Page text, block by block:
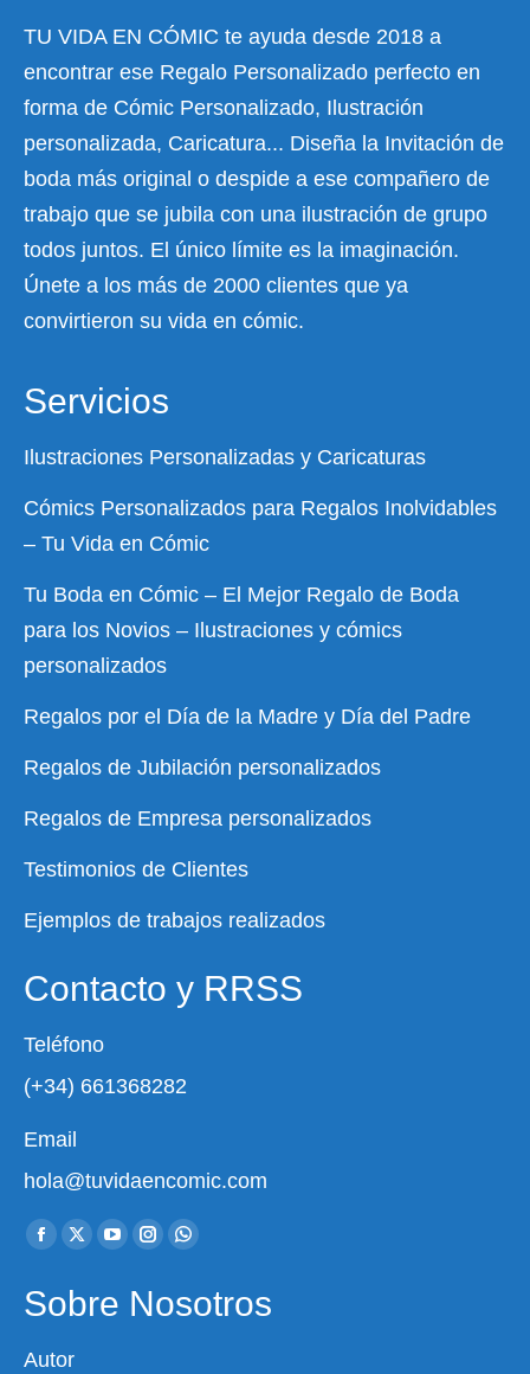
TU VIDA EN CÓMIC te ayuda desde 2018 a
encontrar ese Regalo Personalizado perfecto en
forma de Cómic Personalizado, Ilustración
personalizada, Caricatura... Diseña la Invitación de
boda más original o despide a ese compañero de
trabajo que se jubila con una ilustración de grupo
todos juntos. El único límite es la imaginación.
Únete a los más de 2000 clientes que ya
convirtieron su vida en cómic.
Servicios
Ilustraciones Personalizadas y Caricaturas
Cómics Personalizados para Regalos Inolvidables
– Tu Vida en Cómic
Tu Boda en Cómic – El Mejor Regalo de Boda
para los Novios – Ilustraciones y cómics
personalizados
Regalos por el Día de la Madre y Día del Padre
Regalos de Jubilación personalizados
Regalos de Empresa personalizados
Testimonios de Clientes
Ejemplos de trabajos realizados
Contacto y RRSS
Teléfono
(+34) 661368282
Email
hola@tuvidaencomic.com
Encuéntranos en:
Facebook
opens
X
opens
YouTube
opens
Instagram
opens
Whatsapp
opens
Sobre Nosotros
Autor